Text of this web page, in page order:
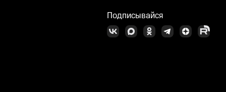
Подписывайся